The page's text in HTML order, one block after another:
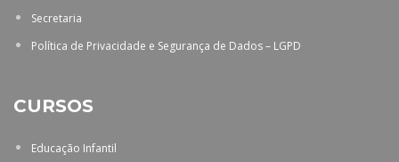
Secretaria
Política de Privacidade e Segurança de Dados – LGPD
CURSOS
Educação Infantil